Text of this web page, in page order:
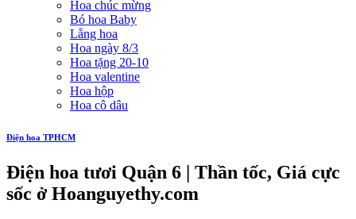
Hoa chúc mừng
Bó hoa Baby
Lẵng hoa
Hoa ngày 8/3
Hoa tặng 20-10
Hoa valentine
Hoa hộp
Hoa cô dâu
Điện hoa TPHCM
Điện hoa tươi Quận 6 | Thần tốc, Giá cực
sốc ở Hoanguyethy.com